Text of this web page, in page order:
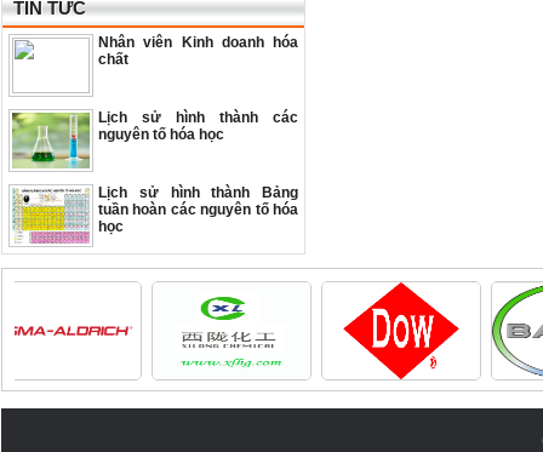
TIN TỨC
Nhân viên Kinh doanh hóa
chất
Lịch sử hình thành các
nguyên tố hóa học
Lịch sử hình thành Bảng
tuần hoàn các nguyên tố hóa
học